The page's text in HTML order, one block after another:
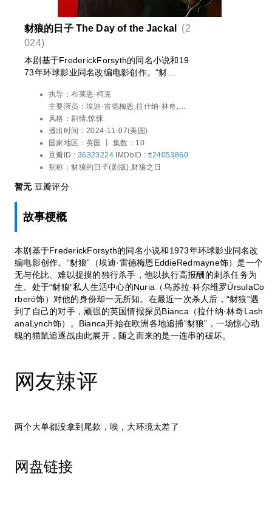
豺狼的日子 The Day of the Jackal
(2
024)
本剧基于FrederickForsyth的同名小说和19
73年环球影业同名改编电影创作。“豺
一个无与伦比、难以捉摸的独行杀手，他以
执行高报酬的刺杀任务为生。处于“豺狼”私
人生活中心的Nuria（乌苏拉·科尔维罗Úrsul
aCorberó饰）对他的身份却一无所知。在最
近一次杀人后，“豺狼”遇到了自己的对手，
顽强的英国情报探员Bianca（拉什纳·林奇L
ashanaLynch饰）。Bianca开始在欧洲各地
追捕“豺狼”，一场惊心动魄的猫鼠追逐战由
此展开，随之而来的是一连串的破坏。
执导：布莱恩·柯克
主要演员： 埃迪·雷德梅恩,拉什纳·林奇,乌
苏拉·科尔维罗,查尔斯·丹斯,理查德·多默,楚
克武迪·武吉,莉娅·威廉姆斯,赫立德·阿卜杜
拉,埃莉诺·松浦,琼乔·奥雷尔,萨勒·利米,Ben
Hall,斯图尔特·惠兰,Florisa Kamara,亚当·
詹姆斯,克里斯蒂·梅尔,李·拜福德,马丁·麦克
露西·拉塞尔,Eddie Elks
风格： 剧情,惊悚
播出时间： 2024-11-07(美国)
国家地区： 英国 丨 集数：10
豆瓣ID : 36323224 IMDbID : tt24053860
别称：豺狼的日子(剧版),财狼之日
暂无豆瓣评分
故事梗概
本剧基于FrederickForsyth的同名小说和1973年环球影业同名改
编电影创作。“豺狼”（埃迪·雷德梅恩EddieRedmayne饰）是一个
无与伦比、难以捉摸的独行杀手，他以执行高报酬的刺杀任务为
生。处于“豺狼”私人生活中心的Nuria（乌苏拉·科尔维罗ÚrsulaCo
rberó饰）对他的身份却一无所知。在最近一次杀人后，“豺狼”遇
到了自己的对手，顽强的英国情报探员Bianca（拉什纳·林奇Lash
anaLynch饰）。Bianca开始在欧洲各地追捕“豺狼”，一场惊心动
魄的猫鼠追逐战由此展开，随之而来的是一连串的破坏。
网友辣评
两个大单都没拿到尾款，唉，大环境太差了
网盘链接